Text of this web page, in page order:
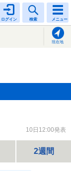
ログイン 検索 メニュー
現在地
10日12:00発表
2週間